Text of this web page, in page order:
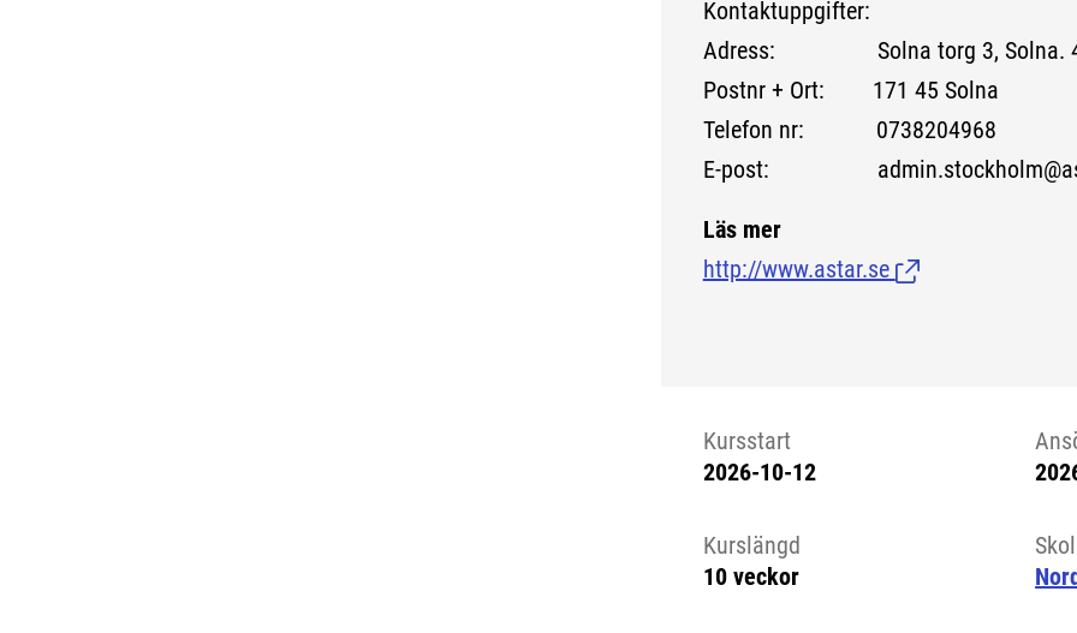
Kontaktuppgifter:
Adress: Solna torg 3, Solna. 4
Postnr + Ort: 171 45 Solna
Telefon nr: 0738204968
E-post:
Läs mer
http://www.astar.se (Länk till extern
Kursstart
2026-10-12
Kurslängd
10 veckor